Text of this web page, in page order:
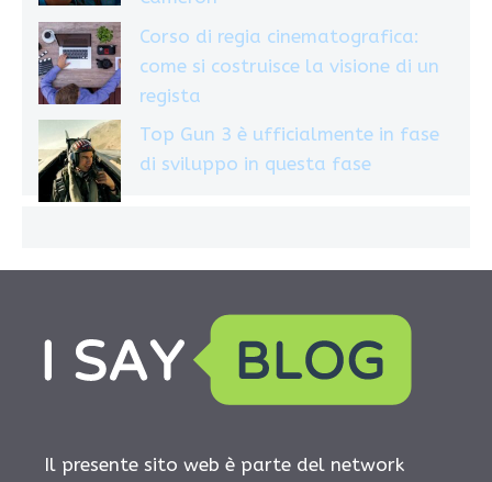
Corso di regia cinematografica:
come si costruisce la visione di un
regista
Top Gun 3 è ufficialmente in fase
di sviluppo in questa fase
Il presente sito web è parte del network